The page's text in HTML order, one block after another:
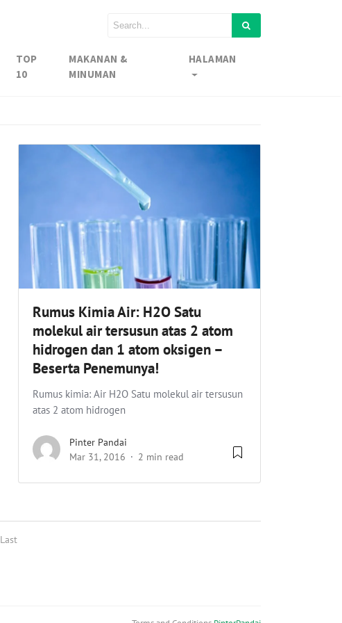
TOP
10
MAKANAN &
MINUMAN
HALAMAN
Rumus Kimia Air: H2O Satu
molekul air tersusun atas 2 atom
hidrogen dan 1 atom oksigen –
Beserta Penemunya!
Rumus kimia: Air H2O Satu molekul air tersusun
atas 2 atom hidrogen
Pinter Pandai
Mar 31, 2016
2 min read
Last